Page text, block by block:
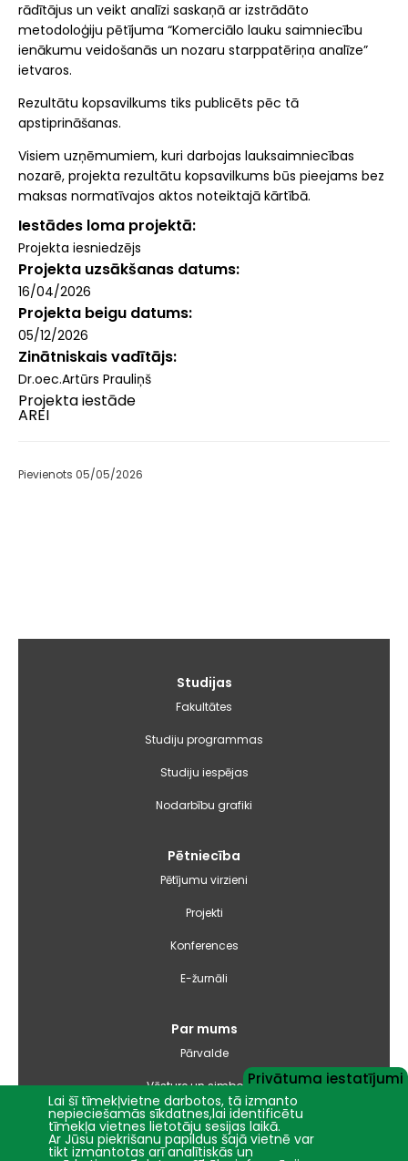
rādītājus un veikt analīzi saskaņā ar izstrādāto
metodoloģiju pētījuma “Komerciālo lauku saimniecību
ienākumu veidošanās un nozaru starppatēriņa analīze”
ietvaros.
Rezultātu kopsavilkums tiks publicēts pēc tā
apstiprināšanas.
Visiem uzņēmumiem, kuri darbojas lauksaimniecības
nozarē, projekta rezultātu kopsavilkums būs pieejams bez
maksas normatīvajos aktos noteiktajā kārtībā.
Iestādes loma projektā
Projekta iesniedzējs
Projekta uzsākšanas datums
16/04/2026
Projekta beigu datums
05/12/2026
Zinātniskais vadītājs
Dr.oec.Artūrs Prauliņš
Projekta iestāde
AREI
Pievienots 05/05/2026
Studijas
Fakultātes
Studiju programmas
Studiju iespējas
Nodarbību grafiki
Pētniecība
Pētījumu virzieni
Projekti
Konferences
E-žurnāli
Par mums
Pārvalde
Vēsture un simbolika
Studiju virzienu pārskati un pašnovērtējuma ziņojumi
Iepirkumi
Privātuma iestatījumi
Lai šī tīmekļvietne darbotos, tā izmanto
nepieciešamās sīkdatnes,lai identificētu
tīmekļa vietnes lietotāju sesijas laikā.
Ar Jūsu piekrišanu papildus šajā vietnē var
tikt izmantotas arī analītiskās un